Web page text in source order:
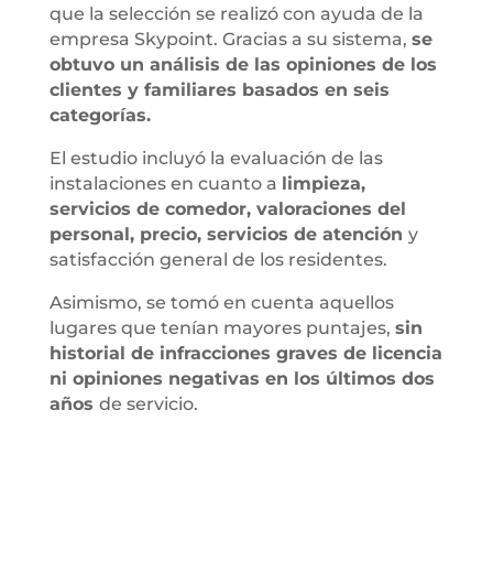
que la selección se realizó con ayuda de la
empresa Skypoint. Gracias a su sistema, se
obtuvo un análisis de las opiniones de los
clientes y familiares basados en seis
categorías.
El estudio incluyó la evaluación de las
instalaciones en cuanto a limpieza,
servicios de comedor, valoraciones del
personal, precio, servicios de atención y
satisfacción general de los residentes.
Asimismo, se tomó en cuenta aquellos
lugares que tenían mayores puntajes, sin
historial de infracciones graves de licencia
ni opiniones negativas en los últimos dos
años de servicio.